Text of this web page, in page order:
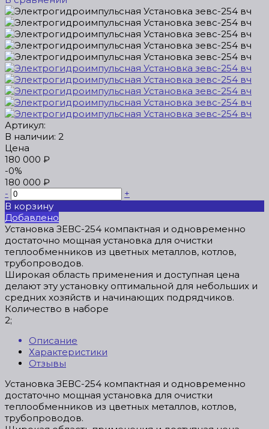
Артикул:
В наличии: 2
Цена
180 000 ₽
-0%
180 000 ₽
-
+
В корзину
Добавлено
Установка ЗЕВС-254 компактная и одновременно
достаточно мощная установка для очистки
теплообменников из цветных металлов, котлов,
трубопроводов.
Широкая область применения и доступная цена
делают эту установку оптимальной для небольших и
средних хозяйств и начинающих подрядчиков.
Количество в наборе
2;
Описание
Характеристики
Отзывы
Установка ЗЕВС-254 компактная и одновременно
достаточно мощная установка для очистки
теплообменников из цветных металлов, котлов,
трубопроводов.